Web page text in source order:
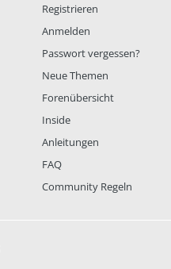
Registrieren
Anmelden
Passwort vergessen?
Neue Themen
Forenübersicht
Inside
Anleitungen
FAQ
Community Regeln